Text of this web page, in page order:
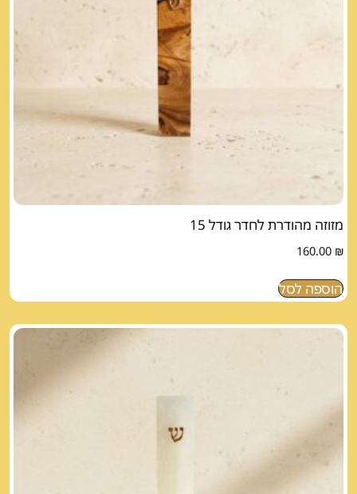
מזוזה מהודרת לחדר גודל 15
160.00 ₪
הוספה לסל